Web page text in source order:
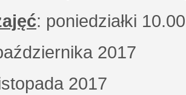
: poniedziałki
2017
2017